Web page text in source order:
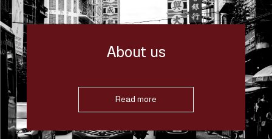
About us
Read more